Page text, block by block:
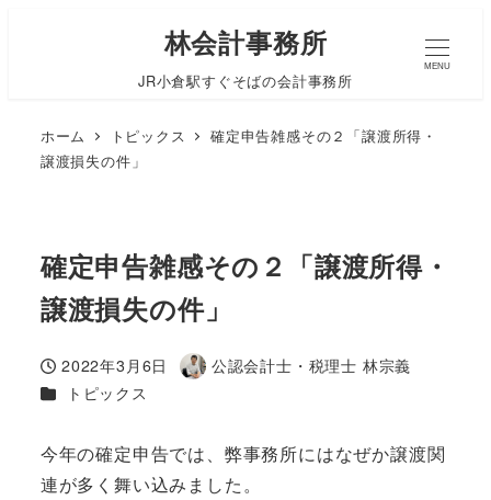
林会計事務所
JR小倉駅すぐそばの会計事務所
MENU
ホーム トピックス
確定申告雑感その２「譲渡所得・
譲渡損失の件」
確定申告雑感その２「譲渡所得・
譲渡損失の件」
投稿日
2022年3月6日
著
公認会計士・税理士 林宗義
カテゴリー
トピックス
今年の確定申告では、弊事務所にはなぜか譲渡関
連が多く舞い込みました。